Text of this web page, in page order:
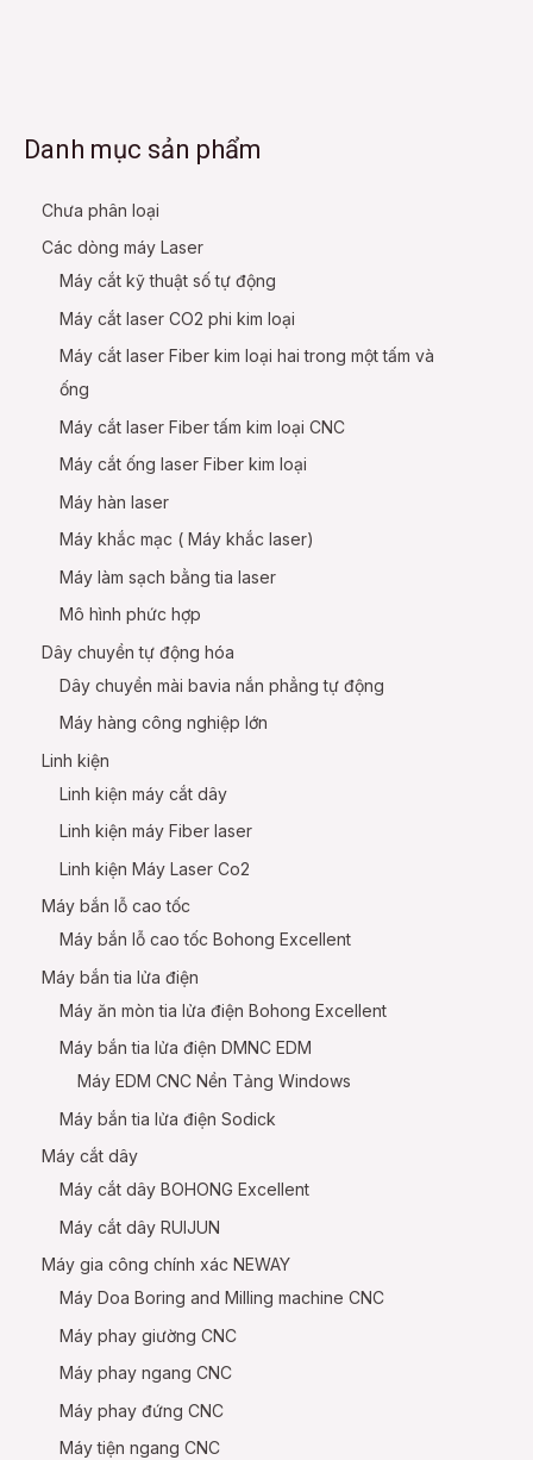
Danh mục sản phẩm
Chưa phân loại
Các dòng máy Laser
Máy cắt kỹ thuật số tự động
Máy cắt laser CO2 phi kim loại
Máy cắt laser Fiber kim loại hai trong một tấm và
ống
Máy cắt laser Fiber tấm kim loại CNC
Máy cắt ống laser Fiber kim loại
Máy hàn laser
Máy khắc mạc ( Máy khắc laser)
Máy làm sạch bằng tia laser
Mô hình phức hợp
Dây chuyền tự động hóa
Dây chuyền mài bavia nắn phẳng tự động
Máy hàng công nghiệp lớn
Linh kiện
Linh kiện máy cắt dây
Linh kiện máy Fiber laser
Linh kiện Máy Laser Co2
Máy bắn lỗ cao tốc
Máy bắn lỗ cao tốc Bohong Excellent
Máy bắn tia lửa điện
Máy ăn mòn tia lửa điện Bohong Excellent
Máy bắn tia lửa điện DMNC EDM
Máy EDM CNC Nền Tảng Windows
Máy bắn tia lửa điện Sodick
Máy cắt dây
Máy cắt dây BOHONG Excellent
Máy cắt dây RUIJUN
Máy gia công chính xác NEWAY
Máy Doa Boring and Milling machine CNC
Máy phay giường CNC
Máy phay ngang CNC
Máy phay đứng CNC
Máy tiện ngang CNC